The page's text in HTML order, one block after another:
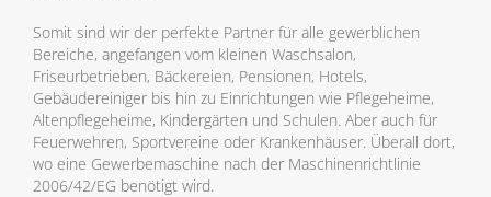
Somit sind wir der perfekte Partner für alle gewerblichen
Bereiche, angefangen vom kleinen Waschsalon,
Friseurbetrieben, Bäckereien, Pensionen, Hotels,
Gebäudereiniger bis hin zu Einrichtungen wie Pflegeheime,
Altenpflegeheime, Kindergärten und Schulen. Aber auch für
Feuerwehren, Sportvereine oder Krankenhäuser. Überall dort,
wo eine Gewerbemaschine nach der Maschinenrichtlinie
2006/42/EG benötigt wird.